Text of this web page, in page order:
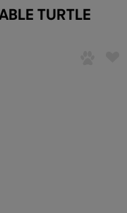
TURTLE